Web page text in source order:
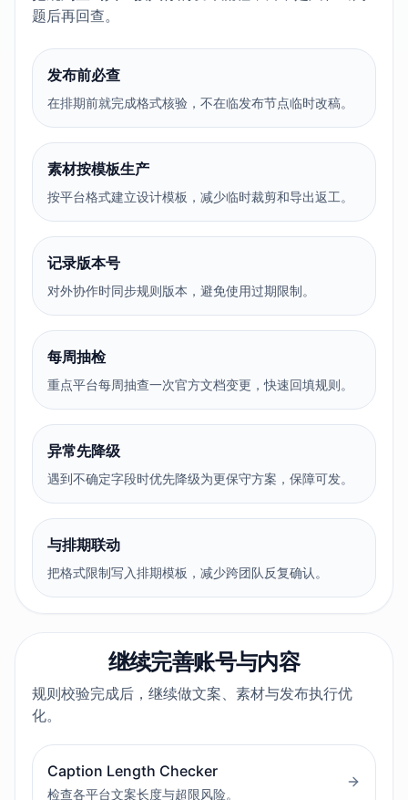
题后再回查。
发布前必查
在排期前就完成格式核验，不在临发布节点临时改稿。
素材按模板生产
按平台格式建立设计模板，减少临时裁剪和导出返工。
记录版本号
对外协作时同步规则版本，避免使用过期限制。
每周抽检
重点平台每周抽查一次官方文档变更，快速回填规则。
异常先降级
遇到不确定字段时优先降级为更保守方案，保障可发。
与排期联动
把格式限制写入排期模板，减少跨团队反复确认。
继续完善账号与内容
规则校验完成后，继续做文案、素材与发布执行优
化。
Caption Length Checker
检查各平台文案长度与超限风险。